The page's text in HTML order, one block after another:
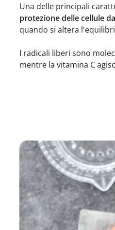
Una delle principali
protezione delle cellule
quando si altera
I radicali liberi sono
mentre la vitamina C